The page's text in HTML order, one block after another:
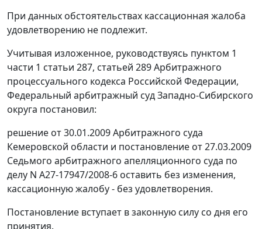
При данных обстоятельствах кассационная жалоба
удовлетворению не подлежит.
Учитывая изложенное, руководствуясь пунктом 1
части 1 статьи 287, статьей 289Арбитражного
процессуального кодекса Российской Федерации,
Федеральный арбитражный суд Западно-Сибирского
округа постановил:
решение от 30.01.2009 Арбитражного суда
Кемеровской области и постановление от 27.03.2009
Седьмого арбитражного апелляционного суда по
делу N А27-17947/2008-6 оставить без изменения,
кассационную жалобу - без удовлетворения.
Постановление вступает в законную силу со дня его
принятия.